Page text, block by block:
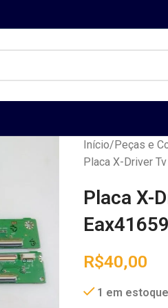
Início Peças e
Placa X-Driver
Placa X-
R$40,00
1 em estoque